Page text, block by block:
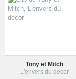
Tony et Mitch
L'envers du decor